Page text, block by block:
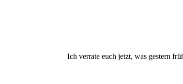
Ich verrate euch jetzt, was gestern